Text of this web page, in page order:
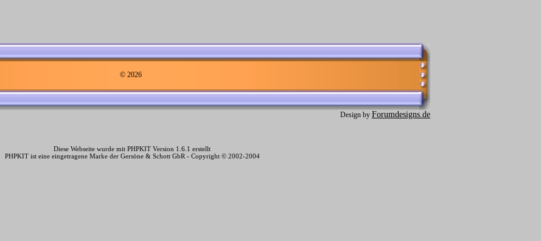
© 2026
Design by Forumdesigns.de
Diese Webseite wurde mit PHPKIT Version 1.6.1 erstellt
PHPKIT ist eine eingetragene Marke der Gersöne & Schott GbR - Copyright © 2002-2004